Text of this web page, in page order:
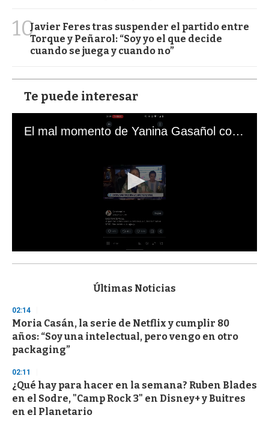
10Javier Feres tras suspender el partido entre
Torque y Peñarol: “Soy yo el que decide
cuando se juega y cuando no”
Te puede interesar
El mal momento de Yanina Gasañol con un hincha argentino en "Subrayado"
s
d
s
o
f
3
s
c
o
n
Últimas Noticias
02:14
Moria Casán, la serie de Netflix y cumplir 80
años: “Soy una intelectual, pero vengo en otro
packaging”
02:11
¿Qué hay para hacer en la semana? Ruben Blades
en el Sodre, "Camp Rock 3" en Disney+ y Buitres
en el Planetario